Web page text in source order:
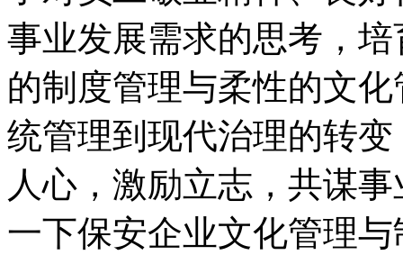
事业发展需求的思考，
的制度管理与柔性的文
统管理到现代治理的转
人心，激励立志，共谋
一下保安企业文化管理